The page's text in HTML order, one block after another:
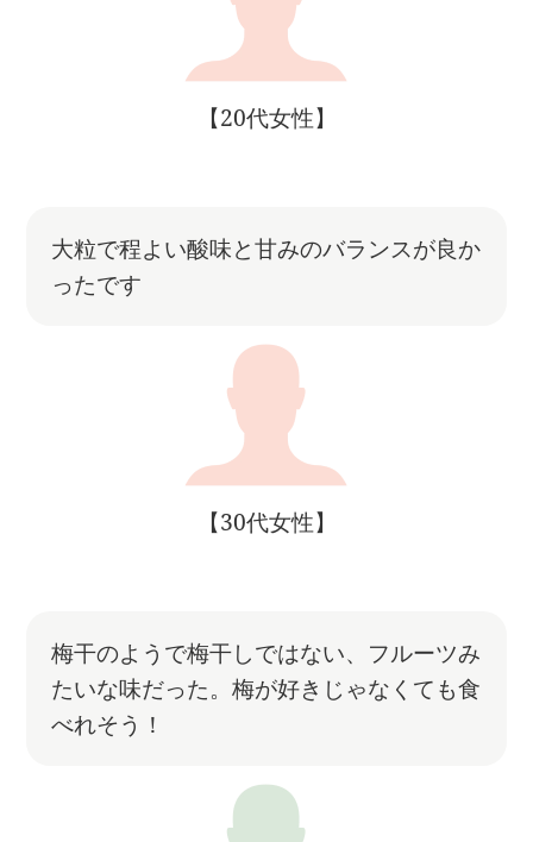
【20代女性】
大粒で程よい酸味と甘みのバランスが良か
ったです
【30代女性】
梅干のようで梅干しではない、フルーツみ
たいな味だった。梅が好きじゃなくても食
べれそう！